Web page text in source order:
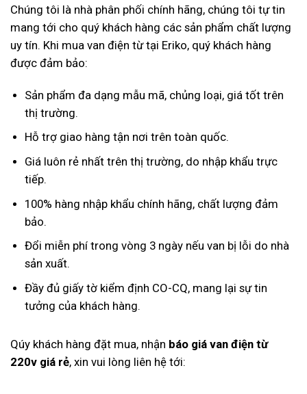
Chúng tôi là nhà phân phối chính hãng, chúng tôi tự tin
mang tới cho quý khách hàng các sản phẩm chất lượng
uy tín. Khi mua van điện từ tại Eriko, quý khách hàng
được đảm bảo:
Sản phẩm đa dạng mẫu mã, chủng loại, giá tốt trên
thị trường.
Hỗ trợ giao hàng tận nơi trên toàn quốc.
Giá luôn rẻ nhất trên thị trường, do nhập khẩu trực
tiếp.
100% hàng nhập khẩu chính hãng, chất lượng đảm
bảo.
Đổi miễn phí trong vòng 3 ngày nếu van bị lỗi do nhà
sản xuất.
Đầy đủ giấy tờ kiểm định CO-CQ, mang lại sự tin
tưởng của khách hàng.
Qúy khách hàng đặt mua, nhận báo giá van điện từ
220v giá rẻ, xin vui lòng liên hệ tới: